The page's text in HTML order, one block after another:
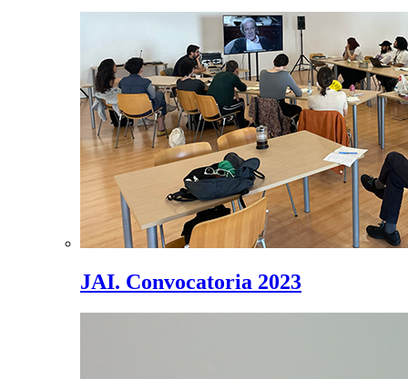
JAI. Convocatoria 2023